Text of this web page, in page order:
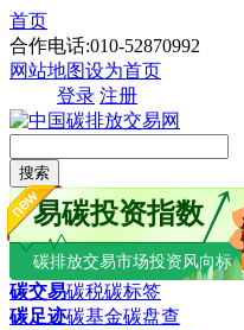
首页
合作电话:010-52870992
网站地图设为首页
登录 注册
搜索
易碳投资指数
碳排放交易市场投资风向标
碳交易碳税碳标签
碳足迹碳基金碳盘查